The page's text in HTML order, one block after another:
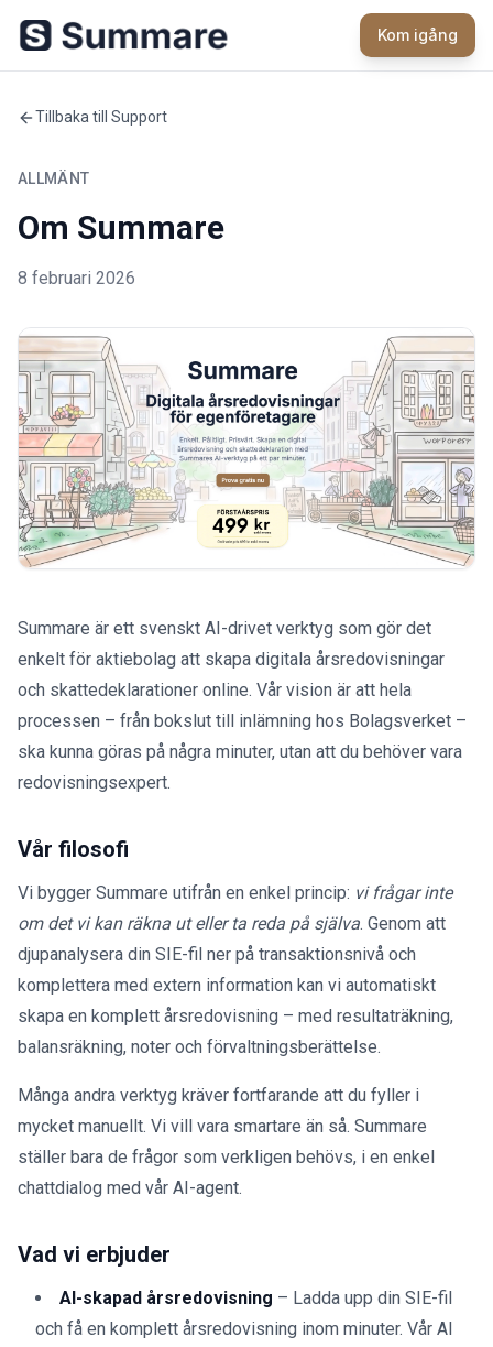
Kom igång
Tillbaka till Support
ALLMÄNT
Om Summare
8 februari 2026
Summare är ett svenskt AI-drivet verktyg som gör det
enkelt för aktiebolag att skapa digitala årsredovisningar
och skattedeklarationer online. Vår vision är att hela
processen – från bokslut till inlämning hos Bolagsverket –
ska kunna göras på några minuter, utan att du behöver vara
redovisningsexpert.
Vår filosofi
Vi bygger Summare utifrån en enkel princip: vi frågar inte
om det vi kan räkna ut eller ta reda på själva. Genom att
djupanalysera din SIE-fil ner på transaktionsnivå och
komplettera med extern information kan vi automatiskt
skapa en komplett årsredovisning – med resultaträkning,
balansräkning, noter och förvaltningsberättelse.
Många andra verktyg kräver fortfarande att du fyller i
mycket manuellt. Vi vill vara smartare än så. Summare
ställer bara de frågor som verkligen behövs, i en enkel
chattdialog med vår AI-agent.
Vad vi erbjuder
AI-skapad årsredovisning – Ladda upp din SIE-fil
och få en komplett årsredovisning inom minuter. Vår AI